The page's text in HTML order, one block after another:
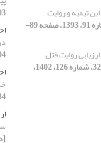
ابن تیمیه و روایت
[دوره 23، شماره 91، 1393، صفحه 89-
ارزیابی روایت قتل
[دوره 32، شماره 126، 1402،
84،
[دوره